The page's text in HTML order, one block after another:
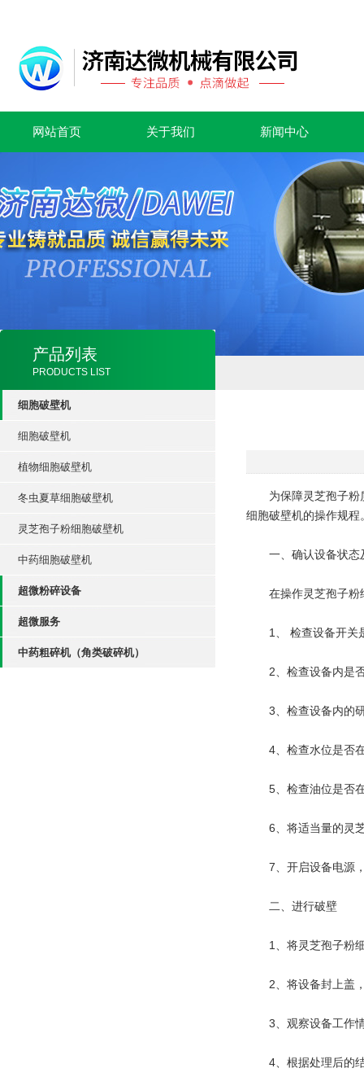
网站首页 关于我们 新闻中心
产品列表
PRODUCTS LIST
细胞破壁机
细胞破壁机
植物细胞破壁机
冬虫夏草细胞破壁机
灵芝孢子粉细胞破壁机
中药细胞破壁机
超微粉碎设备
超微服务
中药粗碎机（角类破碎机）
为保障灵芝孢子粉质
细胞破壁机的操作规程
一、确认设备状态
在操作灵芝孢子粉细
1、 检查设备开关是
2、检查设备内是否
3、检查设备内的研
4、检查水位是否在
5、检查油位是否在
6、将适当量的灵芝
7、开启设备电源，
二、进行破壁
1、将灵芝孢子粉细
2、将设备封上盖，
3、观察设备工作情
4、根据处理后的结